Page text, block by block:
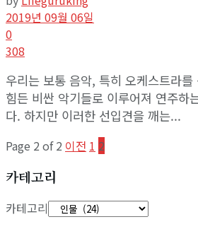
2019년 09월 06일
0
308
우리는 보통 음악, 특히 오케스트라
힘든 비싼 악기들로 이루어져 연주하
다. 하지만 이러한 선입견을 깨는...
Page 2 of 2 이전 1 2
카테고리
카테고리